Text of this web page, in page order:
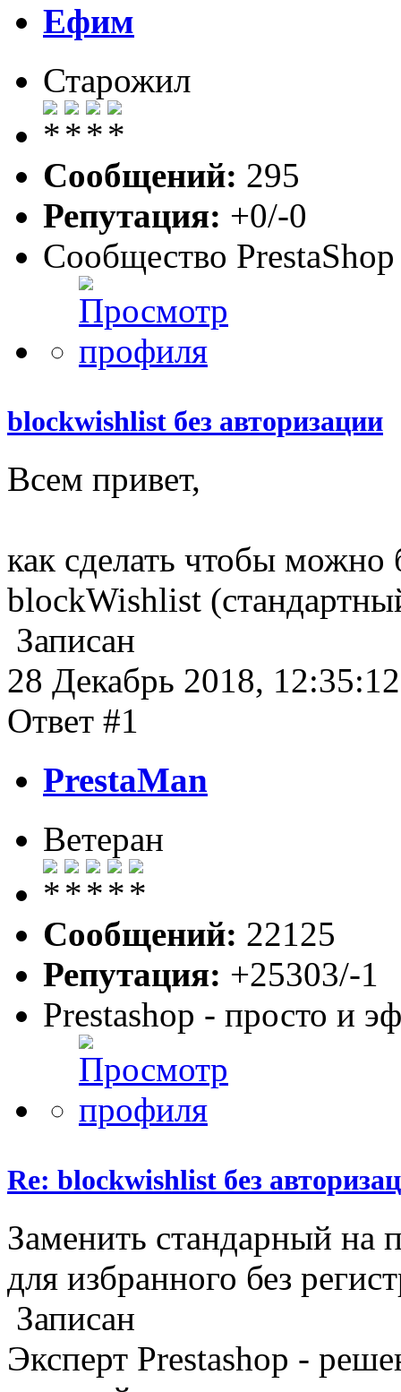
Ефим
Старожил
Сообщений: 295
Репутация: +0/-0
Сообщество PrestaShop
blockwishlist без авторизации
Всем привет,
как сделать чтобы можно
blockWishlist
Записан
28 Декабрь 2018, 12:35:12
Ответ #1
PrestaMan
Ветеран
Сообщений: 22125
Репутация: +25303/-1
Prestashop - просто и
Re: blockwishlist без
Заменить стандарный на
для избранного без
Записан
Эксперт Prestashop -